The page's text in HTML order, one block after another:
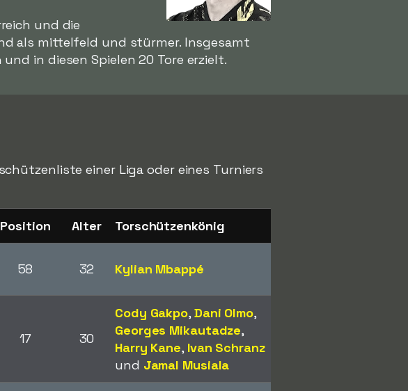
und die
als mittelfeld und stürmer. Insgesamt
in diesen Spielen 20 Tore erzielt.
einer Liga oder eines Turniers
Position Alter Torschützenkönig
58 32 Kylian Mbappé
17 30
Cody Gakpo, Dani Olmo,
Georges Mikautadze,
Harry Kane, Ivan Schranz
und Jamal Musiala